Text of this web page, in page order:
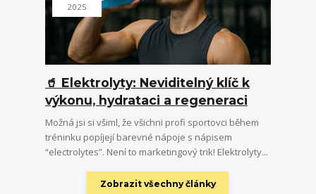
2025
🥤 Elektrolyty: Neviditelný klíč k
výkonu, hydrataci a regeneraci
Možná jsi si všiml, že všichni profi sportovci během
tréninku popíjejí barevné nápoje s nápisem
“electrolytes”. Není to marketingový trik! Elektrolyty...
Zobrazit všechny články